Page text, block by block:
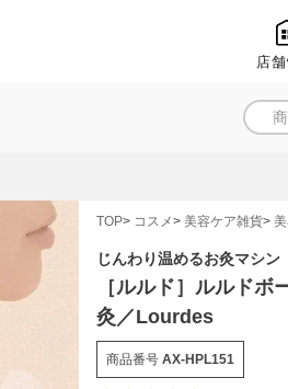
店
TOP コスメ 美容ケア雑貨
じんわり温めるお灸マシン
［ルルド］ルルドボ
灸／Lourdes
商品番号 AX-HPL151